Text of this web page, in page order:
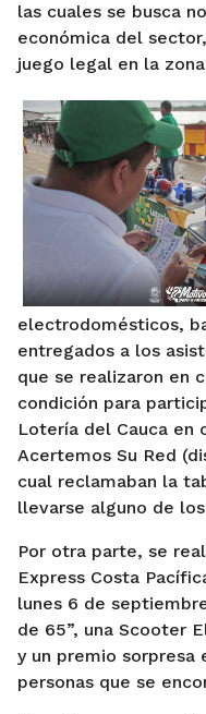
las cuales se busca
económica del
juego legal en la
electrodomésticos,
entregados a los
que se realizaron en
condición para
Lotería del Cauca en
Acertemos Su Red
cual reclamaban la
llevarse alguno de
Por otra parte, se
Express Costa
lunes 6 de
de 65”, una Scooter
y un premio sorpresa
personas que se